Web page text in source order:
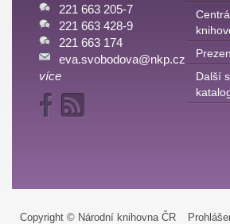
221 663 205-7
221 663 428-9
221 663 174
eva.svobodova@nkp.cz
více
Další
Copyright © Národní knihovna ČR